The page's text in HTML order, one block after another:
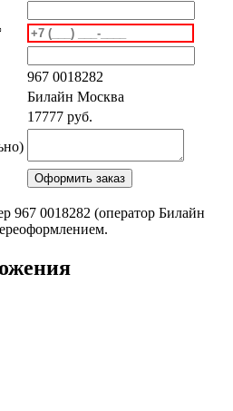
967 0018282
Билайн Москва
17777 руб.
967 0018282 (оператор Билайн